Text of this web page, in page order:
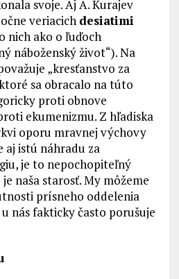
svoje. Aj A. Kurajev
veriacich desiatimi
nich ako o ľuďoch
náboženský život“). Na
„kresťanstvo za
sa obracalo na túto
proti obnove
ekumenizmu. Z hľadiska
oporu mravnej výchovy
aj istú náhradu za
je to nepochopiteľný
naša starosť. My môžeme
prísneho oddelenia
nás fakticky často porušuje